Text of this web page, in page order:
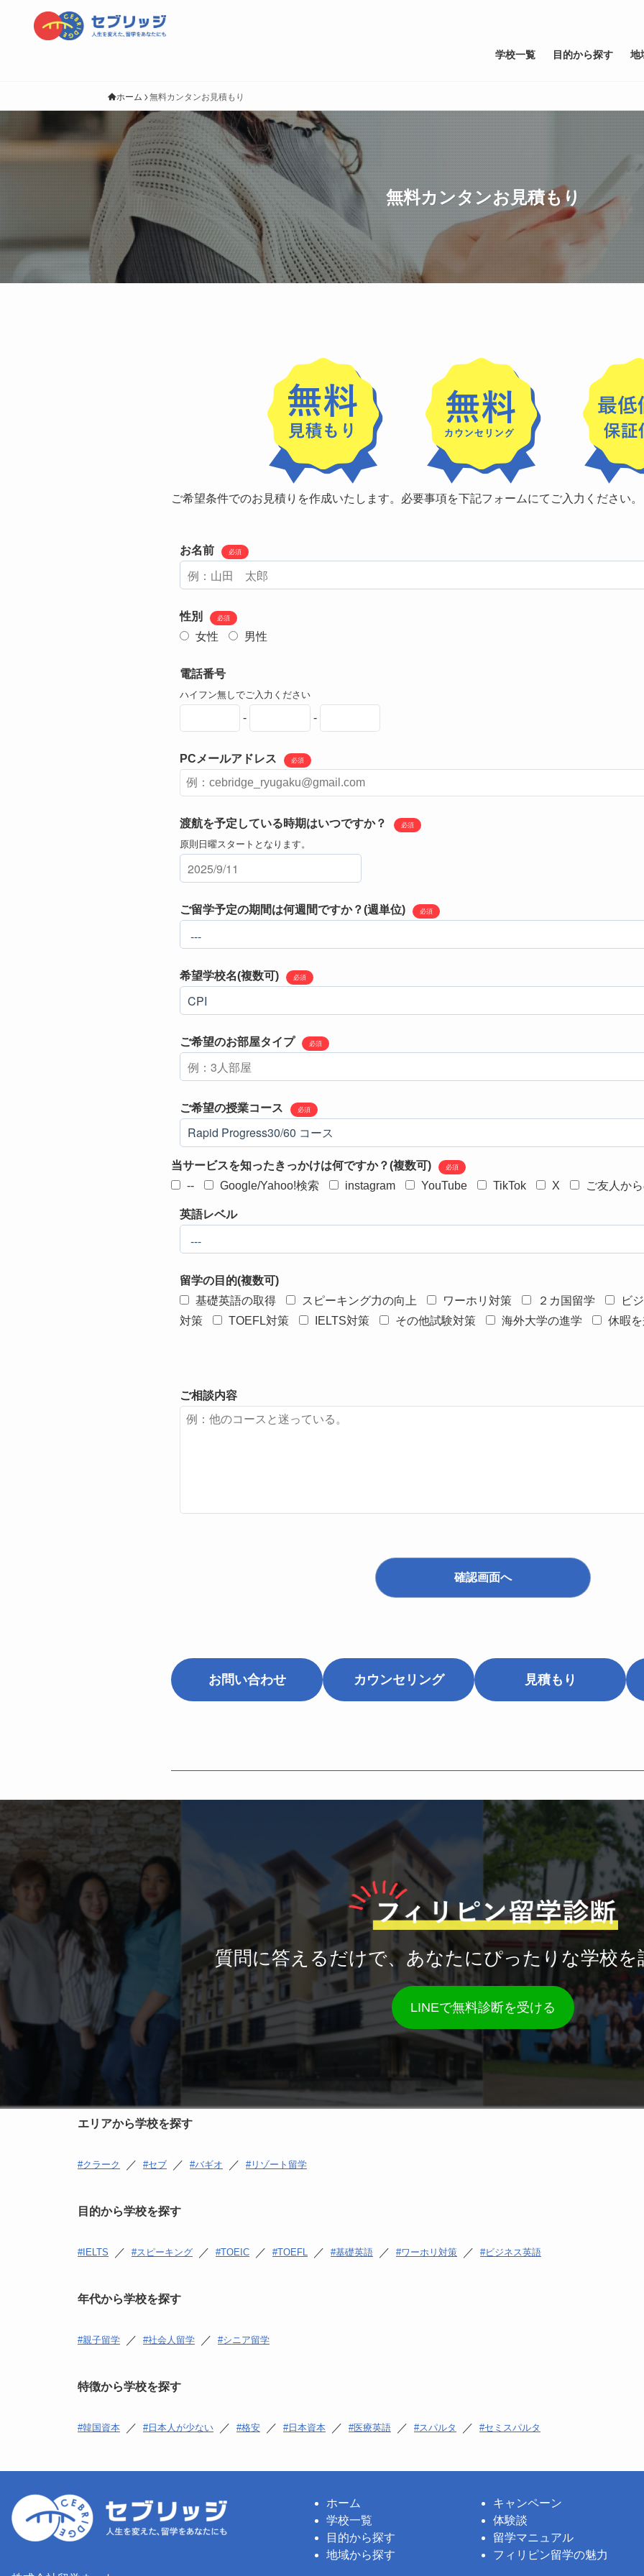
学校一覧 目的から探す 地
ホーム 無料カンタンお見積もり
無料カンタンお見積もり
ご希望条件でのお見積りを作成いたします。必要事項を下記フォームにてご入力ください。
お名前 必須
性別 必須
女性 男性
電話番号
ハイフン無しでご入力ください
- -
PCメールアドレス 必須
渡航を予定している時期はいつですか？ 必須
原則日曜スタートとなります。
ご留学予定の期間は何週間ですか？(週単位) 必須
希望学校名(複数可) 必須
ご希望のお部屋タイプ 必須
ご希望の授業コース 必須
当サービスを知ったきっかけは何ですか？(複数可) 必須
-- Google/Yahoo!検索 instagram YouTube TikTok X ご友人か
英語レベル
留学の目的(複数可)
基礎英語の取得
スピーキング力の向上 ワーホリ対策 ２カ国留学
ビ
対策
TOEFL対策 IELTS対策 その他試験対策 海外大学の進学 休暇
ご相談内容
確認画面へ
お問い合わせ カウンセリング 見積もり
質問に答えるだけで、あなたにぴったりな学校を
LINEで無料診断を受ける
エリアから学校を探す
クラーク ／ セブ ／ バギオ ／ リゾート留学
目的から学校を探す
IELTS ／ スピーキング ／ TOEIC ／ TOEFL ／ 基礎英語 ／ ワーホリ対策 ／ ビジネス英語
年代から学校を探す
親子留学 ／ 社会人留学 ／ シニア留学
特徴から学校を探す
韓国資本 ／ 日本人が少ない ／ 格安 ／ 日本資本 ／ 医療英語 ／ スパルタ ／ セミスパルタ
ホーム
学校一覧
目的から探す
地域から探す
キャンペーン
体験談
留学マニュアル
フィリピン留学の魅力